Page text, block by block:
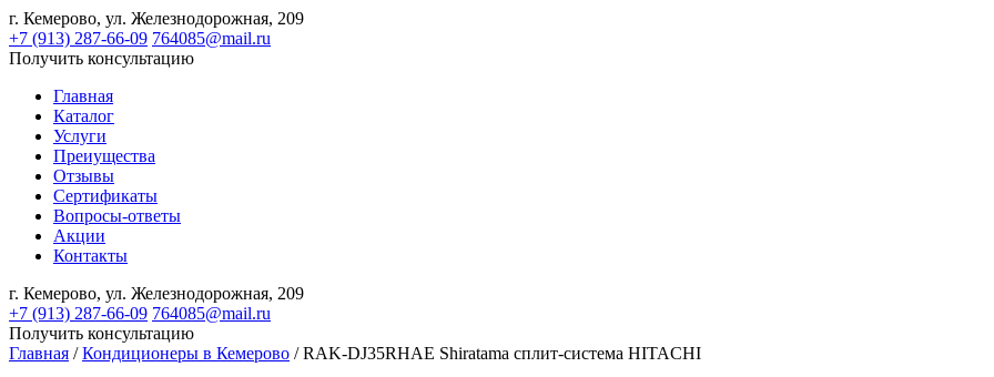
г. Кемерово, ул. Железнодорожная, 209
+7 (913) 287-66-09 764085@mail.ru
Получить консультацию
Главная
Каталог
Услуги
Преиущества
Отзывы
Сертификаты
Вопросы-ответы
Акции
Контакты
г. Кемерово, ул. Железнодорожная, 209
+7 (913) 287-66-09 764085@mail.ru
Получить консультацию
Главная /Кондиционеры в Кемерово / RAK-DJ35RHAE Shiratama сплит-система HITACHI